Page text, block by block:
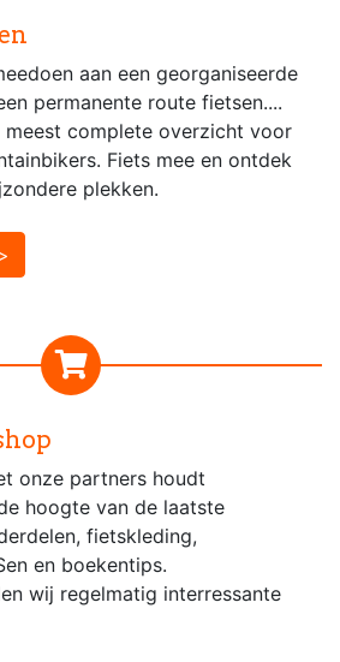
aan een georganiseerde
permanente route fietsen....
complete overzicht voor
Fiets mee en ontdek
plekken.
onze partners houdt
hoogte van de laatste
fietskleding,
en boekentips.
wij regelmatig interressante